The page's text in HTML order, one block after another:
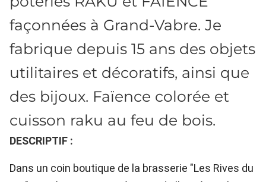
façonnées à Grand-Vabre. Je
fabrique depuis 15 ans des objets
utilitaires et décoratifs, ainsi que
des bijoux. Faïence colorée et
cuisson raku au feu de bois.
DESCRIPTIF :
Dans un coin boutique de la brasserie "Les Rives du